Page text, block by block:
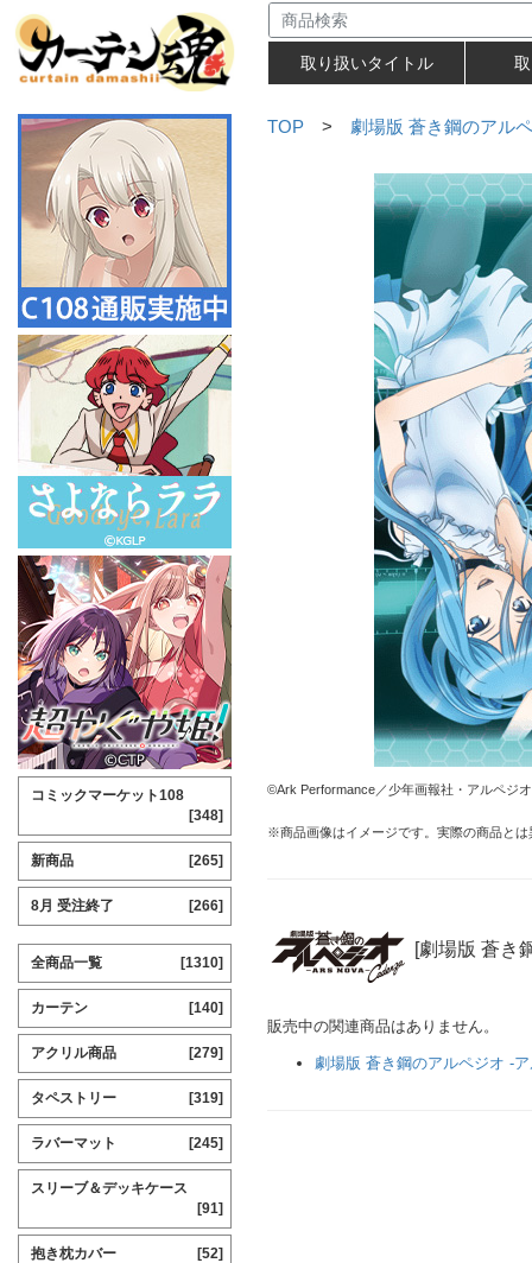
取り扱いタイトル
TOP > 劇場版 蒼き鋼のアル
©Ark Performance／少年画報社・アルペジ
※商品画像はイメージです。実際の商品と
[劇場版 蒼き
販売中の関連商品はありません。
劇場版 蒼き鋼のアルペジオ ‐
コミックマーケット108
[348]
新商品 [265]
8月 受注終了 [266]
全商品一覧 [1310]
カーテン [140]
アクリル商品 [279]
タペストリー [319]
ラバーマット [245]
スリーブ＆デッキケース
[91]
抱き枕カバー [52]